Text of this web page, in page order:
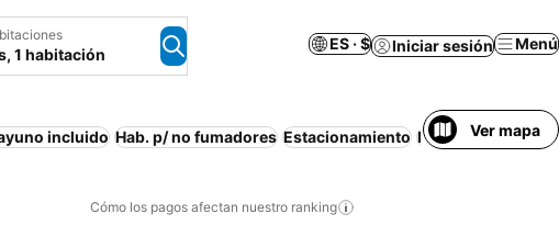
1 habitación
ES · $ Iniciar sesión Menú
incluido Hab. p/ no fumadores Estacionamiento Media pensión
Ver mapa
Cómo los pagos afectan nuestro ranking